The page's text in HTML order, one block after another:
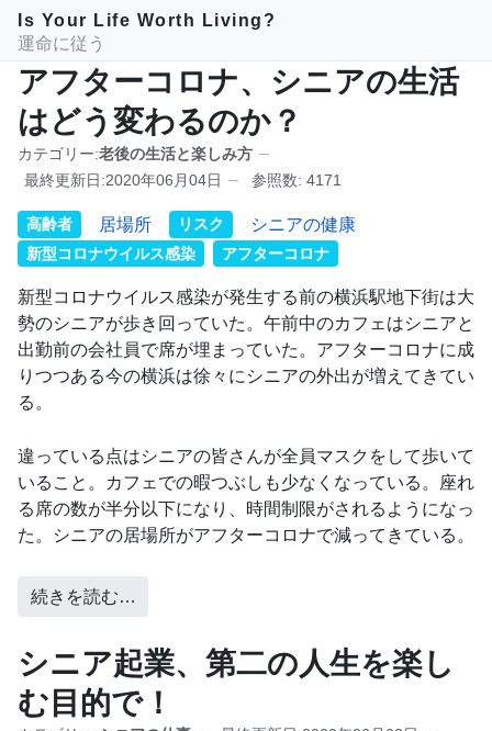
Is Your Life Worth Living?
運命に従う
アフターコロナ、シニアの生活
はどう変わるのか？
カテゴリー:老後の生活と楽しみ方
最終更新日:2020年06月04日
参照数: 4171
高齢者 居場所 リスク シニアの健康
新型コロナウイルス感染 アフターコロナ
新型コロナウイルス感染が発生する前の横浜駅地下街は大
勢のシニアが歩き回っていた。午前中のカフェはシニアと
出勤前の会社員で席が埋まっていた。アフターコロナに成
りつつある今の横浜は徐々にシニアの外出が増えてきてい
る。
違っている点はシニアの皆さんが全員マスクをして歩いて
いること。カフェでの暇つぶしも少なくなっている。座れ
る席の数が半分以下になり、時間制限がされるようになっ
た。シニアの居場所がアフターコロナで減ってきている。
続きを読む…
シニア起業、第二の人生を楽し
む目的で！